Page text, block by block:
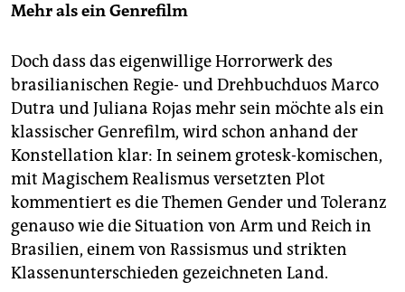
Mehr als ein Genrefilm
Doch dass das eigenwillige Horrorwerk des
brasilianischen Regie- und Drehbuchduos Marco
Dutra und Juliana Rojas mehr sein möchte als ein
klassischer Genrefilm, wird schon anhand der
Konstellation klar: In seinem grotesk-komischen,
mit Magischem Realismus versetzten Plot
kommentiert es die Themen Gender und Toleranz
genauso wie die Situation von Arm und Reich in
Brasilien, einem von Rassismus und strikten
Klassenunterschieden gezeichneten Land.